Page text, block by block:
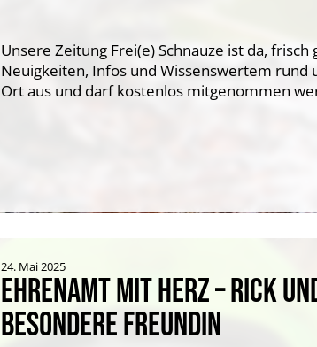
Unsere Zeitung Frei(e) Schnauze ist da,
Neuigkeiten, Infos und Wissenswertem rund
Ort aus und darf kostenlos mitgenommen
24. Mai 2025
EHRENAMT MIT HERZ – RICK
BESONDERE FREUNDIN